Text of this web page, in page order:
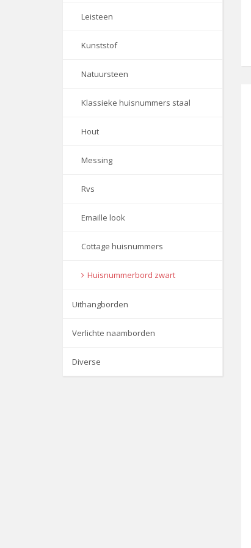
Leisteen
Kunststof
Natuursteen
Klassieke huisnummers staal
Hout
Messing
Rvs
Emaille look
Cottage huisnummers
Huisnummerbord zwart
Uithangborden
Verlichte naamborden
Diverse